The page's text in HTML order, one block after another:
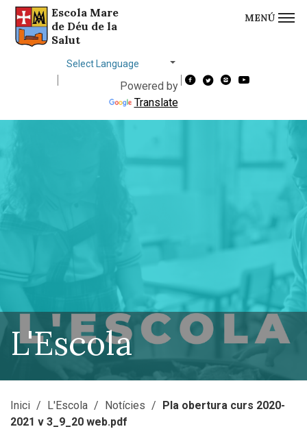
Saltar al contingut
Saltar a la navegació
Informació de contacte MENÚ
Escola Mare
de Déu de la
Salut
language
Powered by
Translate
L'Escola
Inici L'Escola Notícies
Pla obertura curs 2020-
2021 v 3_9_20 web.pdf